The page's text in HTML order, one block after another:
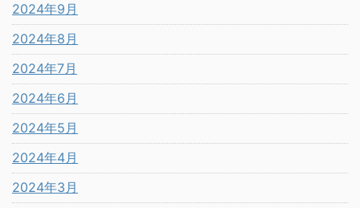
2024年9月
2024年8月
2024年7月
2024年6月
2024年5月
2024年4月
2024年3月